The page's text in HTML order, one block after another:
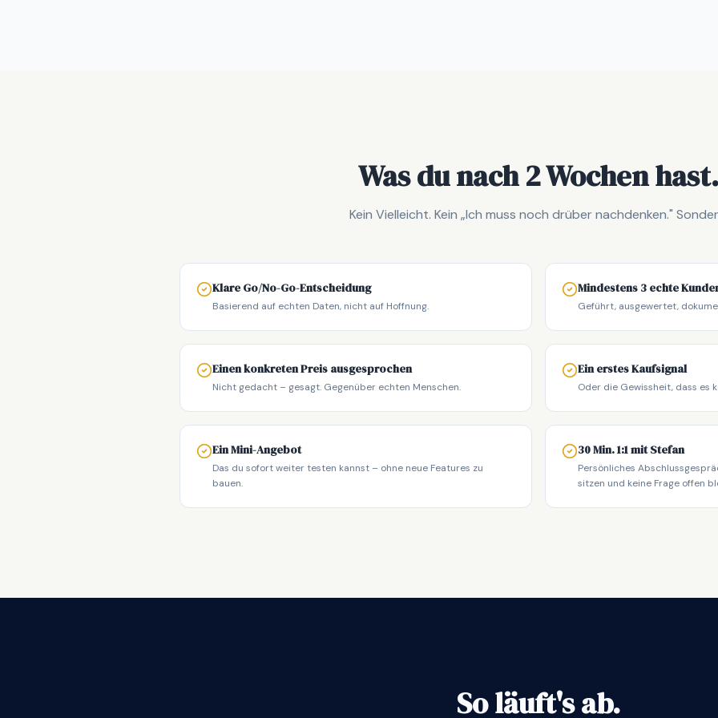
Was du nach 2 Wochen hast.
Kein Vielleicht. Kein „Ich muss noch drüber nachdenken."
Klare Go/No-Go-Entscheidung
Basierend auf echten Daten, nicht auf Hoffnung.
Mindestens 3 echte
Geführt, ausgewertet,
Einen konkreten Preis ausgesprochen
Nicht gedacht – gesagt. Gegenüber echten Menschen.
Ein erstes Kaufsignal
Oder die Gewissheit, dass es
Ein Mini-Angebot
Das du sofort weiter testen kannst – ohne neue Features zu
bauen.
30 Min. 1:1 mit Stefan
Persönliches
sitzen und keine Frage offen
So läuft's ab.